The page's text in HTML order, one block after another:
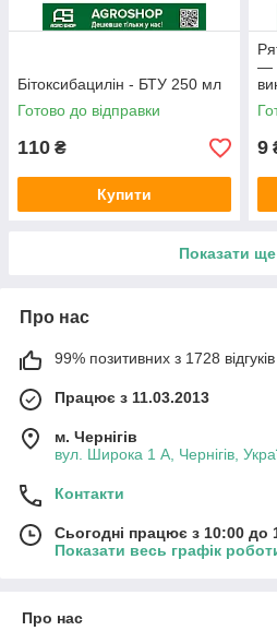
Бітоксибацилін - БТУ 250 мл
Готово до відправки
110 ₴
Купити
—
9
Показати ще
Про нас
99% позитивних з 1728 відгуків
Працює з 11.03.2013
м. Чернігів
вул. Широка 1 А, Чернігів,
Контакти
Сьогодні працює з 10:00 до
Показати весь графік
Про нас